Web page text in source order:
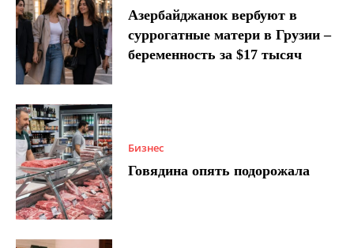
Азербайджанок вербуют в
суррогатные матери в Грузии –
беременность за $17 тысяч
Бизнес
Говядина опять подорожала